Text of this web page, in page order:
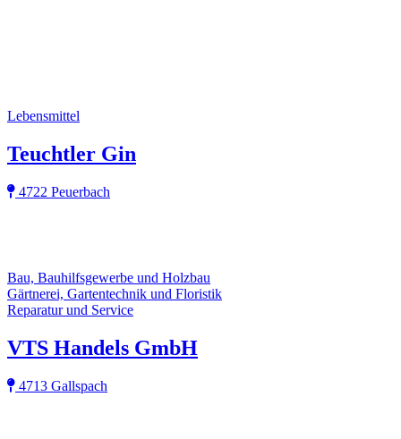
Lebensmittel
Teuchtler Gin
4722 Peuerbach
Bau, Bauhilfsgewerbe und Holzbau
Gärtnerei, Gartentechnik und Floristik
Reparatur und Service
VTS Handels GmbH
4713 Gallspach